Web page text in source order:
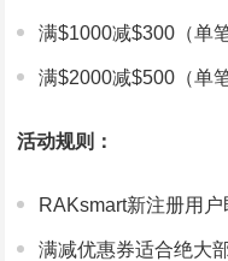
满$1000减$300（单
满$2000减$500（单
活动规则：
RAKsmart新注册用
满减优惠券适合绝大